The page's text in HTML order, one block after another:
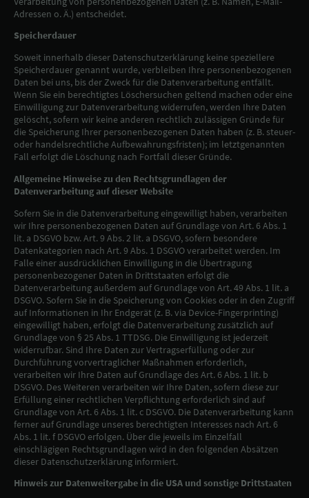
Adressen o. Ä.) entscheidet.
Speicherdauer
Soweit innerhalb dieser Datenschutzerklärung keine speziellere
Speicherdauer genannt wurde, verbleiben Ihre personenbezogenen
Daten bei uns, bis der Zweck für die Datenverarbeitung entfällt.
Wenn Sie ein berechtigtes Löschersuchen geltend machen oder eine
Einwilligung zur Datenverarbeitung widerrufen, werden Ihre Daten
gelöscht, sofern wir keine anderen rechtlich zulässigen Gründe für
die Speicherung Ihrer personenbezogenen Daten haben (z. B. steuer-
oder handelsrechtliche Aufbewahrungsfristen); im letztgenannten
Fall erfolgt die Löschung nach Fortfall dieser Gründe.
Allgemeine Hinweise zu den Rechtsgrundlagen der
Datenverarbeitung auf dieser Website
Sofern Sie in die Datenverarbeitung eingewilligt haben, verarbeiten
wir Ihre personenbezogenen Daten auf Grundlage von Art. 6 Abs. 1
lit. a DSGVO bzw. Art. 9 Abs. 2 lit. a DSGVO, sofern besondere
Datenkategorien nach Art. 9 Abs. 1 DSGVO verarbeitet werden. Im
Falle einer ausdrücklichen Einwilligung in die Übertragung
personenbezogener Daten in Drittstaaten erfolgt die
Datenverarbeitung außerdem auf Grundlage von Art. 49 Abs. 1 lit. a
DSGVO. Sofern Sie in die Speicherung von Cookies oder in den Zugriff
auf Informationen in Ihr Endgerät (z. B. via Device-Fingerprinting)
eingewilligt haben, erfolgt die Datenverarbeitung zusätzlich auf
Grundlage von § 25 Abs. 1 TTDSG. Die Einwilligung ist jederzeit
widerrufbar. Sind Ihre Daten zur Vertragserfüllung oder zur
Durchführung vorvertraglicher Maßnahmen erforderlich,
verarbeiten wir Ihre Daten auf Grundlage des Art. 6 Abs. 1 lit. b
DSGVO. Des Weiteren verarbeiten wir Ihre Daten, sofern diese zur
Erfüllung einer rechtlichen Verpflichtung erforderlich sind auf
Grundlage von Art. 6 Abs. 1 lit. c DSGVO. Die Datenverarbeitung kann
ferner auf Grundlage unseres berechtigten Interesses nach Art. 6
Abs. 1 lit. f DSGVO erfolgen. Über die jeweils im Einzelfall
einschlägigen Rechtsgrundlagen wird in den folgenden Absätzen
dieser Datenschutzerklärung informiert.
Hinweis zur Datenweitergabe in die USA und sonstige Drittstaaten